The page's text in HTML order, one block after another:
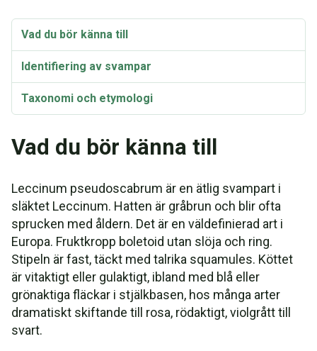
Vad du bör känna till
Identifiering av svampar
Taxonomi och etymologi
Vad du bör känna till
Leccinum pseudoscabrum är en ätlig svampart i
släktet Leccinum. Hatten är gråbrun och blir ofta
sprucken med åldern. Det är en väldefinierad art i
Europa. Fruktkropp boletoid utan slöja och ring.
Stipeln är fast, täckt med talrika squamules. Köttet
är vitaktigt eller gulaktigt, ibland med blå eller
grönaktiga fläckar i stjälkbasen, hos många arter
dramatiskt skiftande till rosa, rödaktigt, violgrått till
svart.